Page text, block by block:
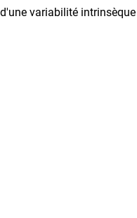
variabilité intrinsèque